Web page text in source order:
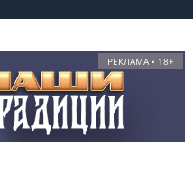
РЕКЛАМА • 18+